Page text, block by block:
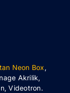
Neon Box,
Akrilik,
Videotron.